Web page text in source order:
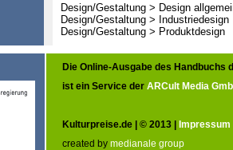
Design/Gestaltung > Design
Design/Gestaltung > Industriedesign
Design/Gestaltung > Produktdesign
Die Online-Ausgabe des Handbuchs
ist ein Service der ARCult Media
Kulturpreise.de | © 2013 | Impressum
created by medianale group